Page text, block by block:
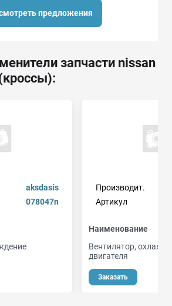
предложения
запчасти nissan
aksdasis
078047n
Производит.
Артикул
Наименование
Вентилятор,
двигателя
Заказать